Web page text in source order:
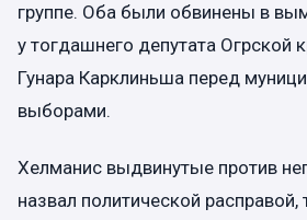
группе. Оба были обвинены в
у тогдашнего депутата Огрской
Гунара Карклиньша перед
выборами.
Хелманис выдвинутые против
назвал политической